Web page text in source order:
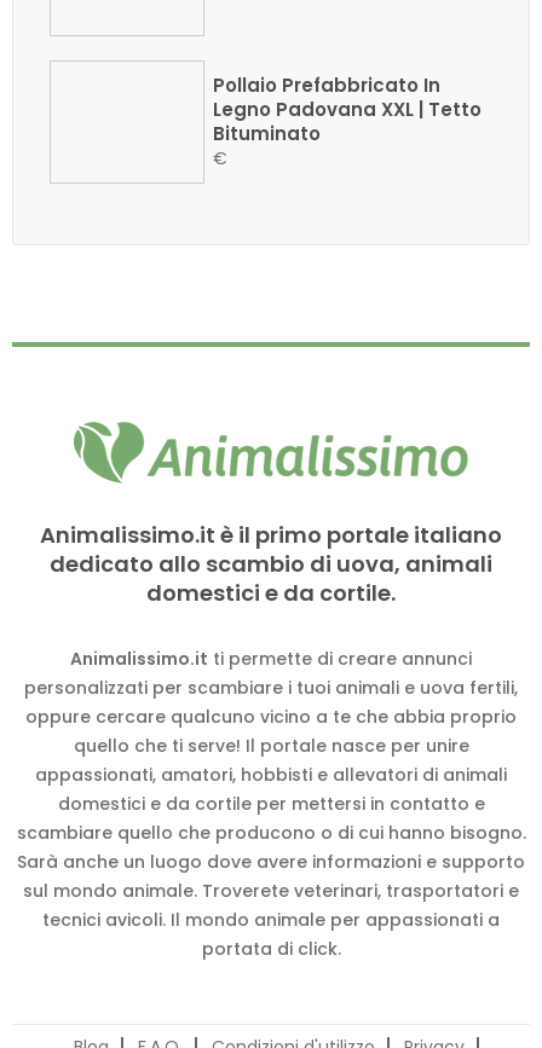
Pollaio Prefabbricato In
Legno Padovana XXL | Tetto
Bituminato
€
Animalissimo.it è il primo portale italiano
dedicato allo scambio di uova, animali
domestici e da cortile.
Animalissimo.it ti permette di creare annunci
personalizzati per scambiare i tuoi animali e uova fertili,
oppure cercare qualcuno vicino a te che abbia proprio
quello che ti serve! Il portale nasce per unire
appassionati, amatori, hobbisti e allevatori di animali
domestici e da cortile per mettersi in contatto e
scambiare quello che producono o di cui hanno bisogno.
Sarà anche un luogo dove avere informazioni e supporto
sul mondo animale. Troverete veterinari, trasportatori e
tecnici avicoli. Il mondo animale per appassionati a
portata di click.